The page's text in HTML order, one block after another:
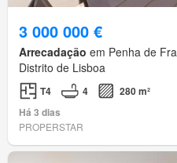
3 000 000 €
Arrecadação em Penha de
Distrito de Lisboa
T4 4
280 m²
Há 3 dias
PROPERSTAR